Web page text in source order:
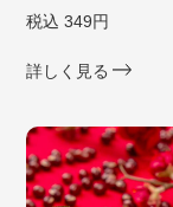
税込 349円
詳しく見る